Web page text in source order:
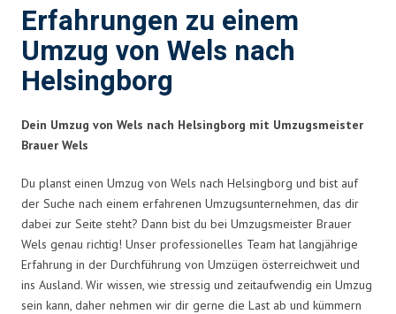
Erfahrungen zu einem
Umzug von Wels nach
Helsingborg
Dein Umzug von Wels nach Helsingborg mit Umzugsmeister
Brauer Wels
Du planst einen Umzug von Wels nach Helsingborg und bist auf
der Suche nach einem erfahrenen Umzugsunternehmen, das dir
dabei zur Seite steht? Dann bist du bei Umzugsmeister Brauer
Wels genau richtig! Unser professionelles Team hat langjährige
Erfahrung in der Durchführung von Umzügen österreichweit und
ins Ausland. Wir wissen, wie stressig und zeitaufwendig ein Umzug
sein kann, daher nehmen wir dir gerne die Last ab und kümmern